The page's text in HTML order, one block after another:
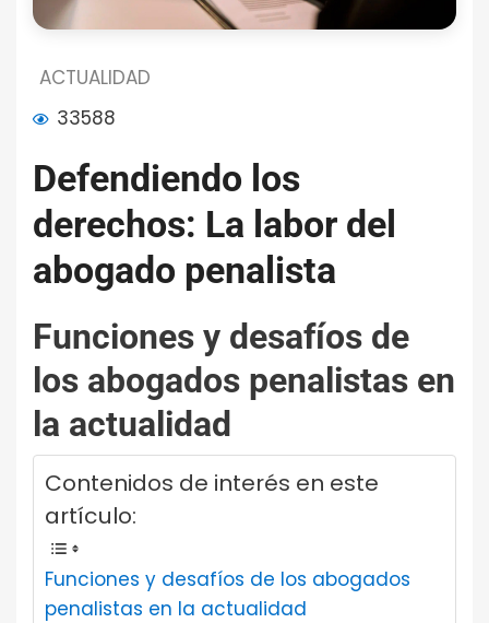
ACTUALIDAD
33588
Defendiendo los
derechos: La labor del
abogado penalista
Funciones y desafíos de
los abogados penalistas en
la actualidad
Contenidos de interés en este
artículo:
Funciones y desafíos de los abogados
penalistas en la actualidad